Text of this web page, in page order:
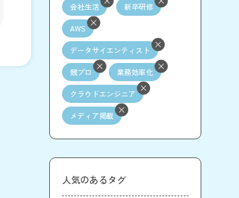
会社生活 新卒研修
AWS
データサイエンティスト
競プロ 業務効率化
クラウドエンジニア
メディア掲載
人気のあるタグ